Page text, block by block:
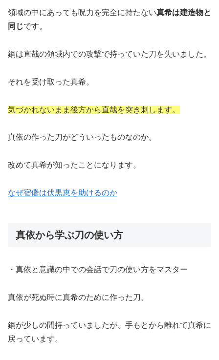
領域の中にあっても呪力を完全に持たない真希は建造物と
同じです。
鋼は直哉の領域内での攻撃で持っていた刀を失いました。
それを受け取った真希。
気づかれないまま後方から直哉を突き刺します。
真依の作った刀がどういったものなのか。
改めて真希が知ったことになります。
なぜ宿儺は伏黒恵を助けるのか
真依から学ぶ刀の使い方
・真依と意識の中での会話で刀の使い方をマスター
真依が死ぬ時に真希のために作った刀。
鋼が少しの間持っていましたが、手もとから離れて真希に
戻っています。